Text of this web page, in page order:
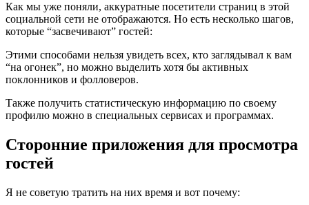
Как мы уже поняли, аккуратные посетители страниц в этой
социальной сети не отображаются. Но есть несколько шагов,
которые “засвечивают” гостей:
Этими способами нельзя увидеть всех, кто заглядывал к вам
“на огонек”, но можно выделить хотя бы активных
поклонников и фолловеров.
Также получить статистическую информацию по своему
профилю можно в специальных сервисах и программах.
Сторонние приложения для просмотра
гостей
Я не советую тратить на них время и вот почему: